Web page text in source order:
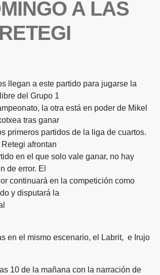
A LAS
llegan a este partido para jugarse la
del Grupo 1
la otra está en poder de Mikel
tras ganar
primeros partidos de la liga de cuartos.
Retegi afrontan
en el que solo vale ganar, no hay
de error. El
continuará en la competición como
y disputará la
en el mismo escenario, el Labrit, e Irujo
10 de la mañana con la narración de